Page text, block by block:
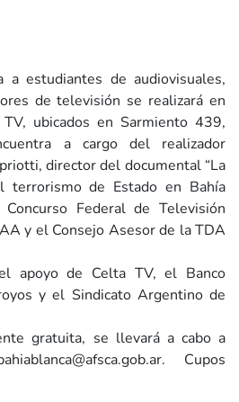
a estudiantes de audiovisuales,
de televisión se realizará en
ubicados en Sarmiento 439,
a cargo del realizador
director del documental “La
terrorismo de Estado en Bahía
Concurso Federal de Televisión
y el Consejo Asesor de la TDA
apoyo de Celta TV, el Banco
y el Sindicato Argentino de
gratuita, se llevará a cabo a
. Cupos